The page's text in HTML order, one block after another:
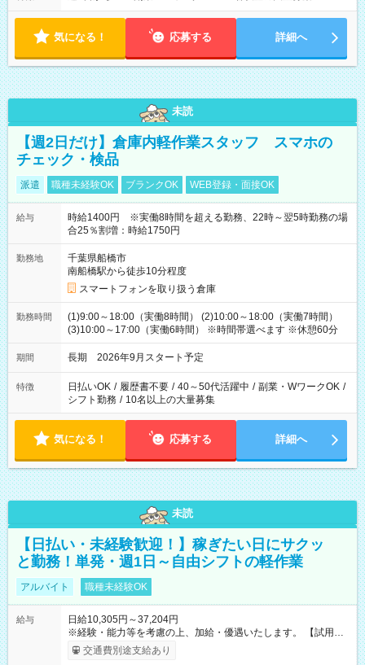
気になる！ 応募する 詳細へ
未読
【週2日だけ】倉庫内軽作業スタッフ スマホの
チェック・検品
派遣 職種未経験OK ブランクOK WEB登録・面接OK
給与
時給1400円 ※実働8時間を超える勤務、22時～翌5時勤務の場
合25％割増：時給1750円
勤務地
千葉県船橋市
南船橋駅から徒歩10分程度
スマートフォンを取り扱う倉庫
勤務時間
(1)9:00～18:00（実働8時間） (2)10:00～18:00（実働7時間）
(3)10:00～17:00（実働6時間） ※時間帯選べます ※休憩60分
期間 長期 2026年9月スタート予定
特徴 日払いOK / 履歴書不要 / 40～50代活躍中 / 副業・WワークOK /
シフト勤務 / 10名以上の大量募集
気になる！ 応募する 詳細へ
未読
【日払い・未経験歓迎！】稼ぎたい日にサクッ
と勤務！単発・週1日～自由シフトの軽作業
アルバイト 職種未経験OK
給与
日給10,305円～37,204円
※経験・能力等を考慮の上、加給・優遇いたします。 【試用期
間】試用期間なし
交通費別途支給あり